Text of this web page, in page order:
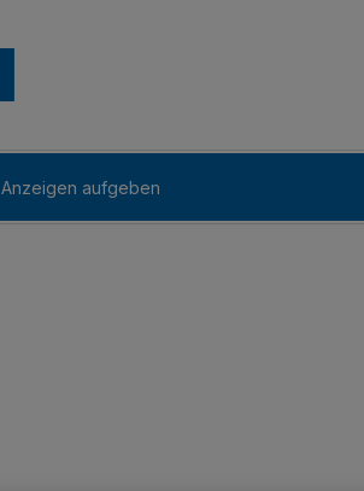
Anzeigen aufgeben